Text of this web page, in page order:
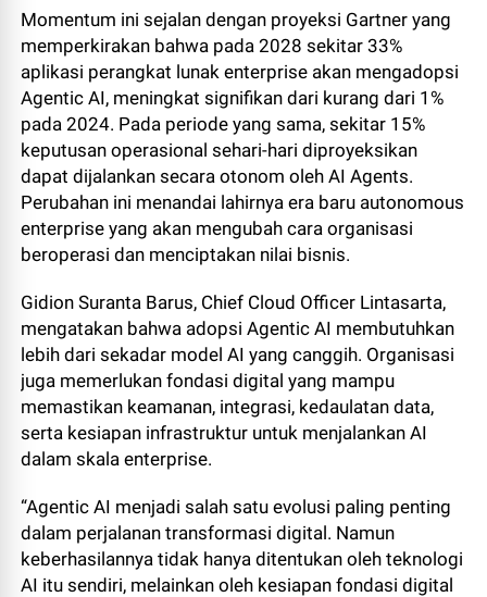
Momentum ini sejalan dengan proyeksi Gartner yang
memperkirakan bahwa pada 2028 sekitar 33%
aplikasi perangkat lunak enterprise akan mengadopsi
Agentic AI, meningkat signifikan dari kurang dari 1%
pada 2024. Pada periode yang sama, sekitar 15%
keputusan operasional sehari-hari diproyeksikan
dapat dijalankan secara otonom oleh AI Agents.
Perubahan ini menandai lahirnya era baru autonomous
enterprise yang akan mengubah cara organisasi
beroperasi dan menciptakan nilai bisnis.
Gidion Suranta Barus, Chief Cloud Officer Lintasarta,
mengatakan bahwa adopsi Agentic AI membutuhkan
lebih dari sekadar model AI yang canggih. Organisasi
juga memerlukan fondasi digital yang mampu
memastikan keamanan, integrasi, kedaulatan data,
serta kesiapan infrastruktur untuk menjalankan AI
dalam skala enterprise.
“Agentic AI menjadi salah satu evolusi paling penting
dalam perjalanan transformasi digital. Namun
keberhasilannya tidak hanya ditentukan oleh teknologi
AI itu sendiri, melainkan oleh kesiapan fondasi digital